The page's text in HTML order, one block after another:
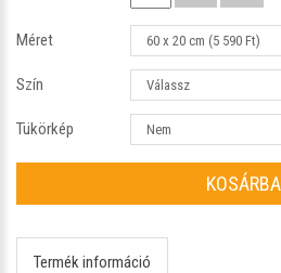
Méret
Szín
Tükörkép
KOSÁRBA
Termék információ